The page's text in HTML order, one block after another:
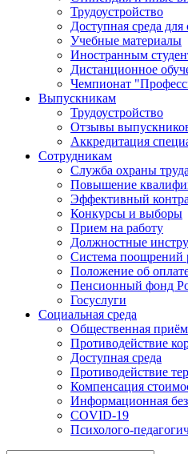
Трудоустройство
Доступная среда
Учебные материалы
Иностранным
Дистанционное
Чемпионат
Выпускникам
Трудоустройство
Отзывы
Аккредитация
Сотрудникам
Служба охраны труда
Повышение
Эффективный
Конкурсы и выборы
Прием на работу
Должностные
Система поощрений
Положение об
Пенсионный фонд
Госуслуги
Социальная среда
Общественная
Противодействие
Доступная среда
Противодействие
Компенсация
Информационная
COVID-19
Психолого-